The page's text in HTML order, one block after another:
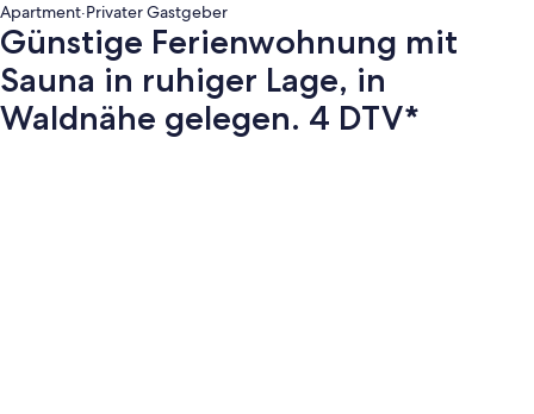
Apartment·Privater Gastgeber
Günstige Ferienwohnung mit
Sauna in ruhiger Lage, in
Waldnähe gelegen. 4 DTV*